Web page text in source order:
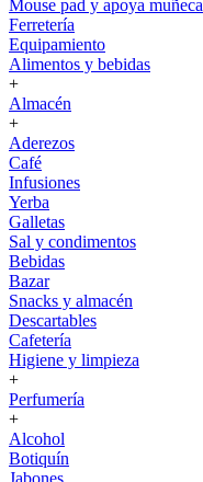
Mouse pad y apoya muñeca
Ferretería
Equipamiento
Alimentos y bebidas
+
Almacén
+
Aderezos
Café
Infusiones
Yerba
Galletas
Sal y condimentos
Bebidas
Bazar
Snacks y almacén
Descartables
Cafetería
Higiene y limpieza
+
Perfumería
+
Alcohol
Botiquín
Jabones